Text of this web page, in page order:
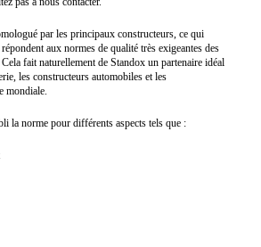
par les principaux constructeurs, ce qui
aux normes de qualité très exigeantes des
fait naturellement de Standox un partenaire idéal
les constructeurs automobiles et les
mondiale.
la norme pour différents aspects tels que :